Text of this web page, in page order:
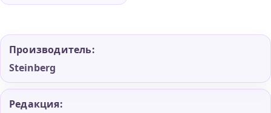
Производитель:
Steinberg
Редакция: